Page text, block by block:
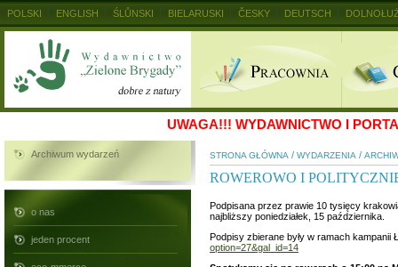
UWAGA!!! WYDAWNICTWO I
Archiwum wydarzeń
o nas
jeden procent
STRONA GŁÓWNA / WYDARZENIA /
ROWEROWO I
Podpisana przez prawie 10 tysięcy
najbliższy poniedziałek, 15 października.
Podpisy zbierane były w ramach
option=27&gal_id=14
POLSKI ENGLISH ŚLŮNSKI BIELARUSKI ČESKY DEUTSCH